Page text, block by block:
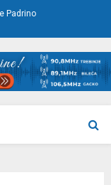
Padrino